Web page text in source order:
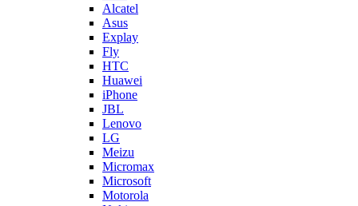
Alcatel
Asus
Explay
Fly
HTC
Huawei
iPhone
JBL
Lenovo
LG
Meizu
Micromax
Microsoft
Motorola